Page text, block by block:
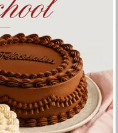
DUO CHOCOLATE Y
VAINILLA